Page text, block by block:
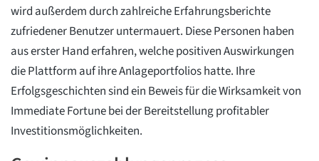
wird außerdem durch zahlreiche Erfahrungsberichte
zufriedener Benutzer untermauert. Diese Personen haben
aus erster Hand erfahren, welche positiven Auswirkungen
die Plattform auf ihre Anlageportfolios hatte. Ihre
Erfolgsgeschichten sind ein Beweis für die Wirksamkeit von
Immediate Fortune bei der Bereitstellung profitabler
Investitionsmöglichkeiten.